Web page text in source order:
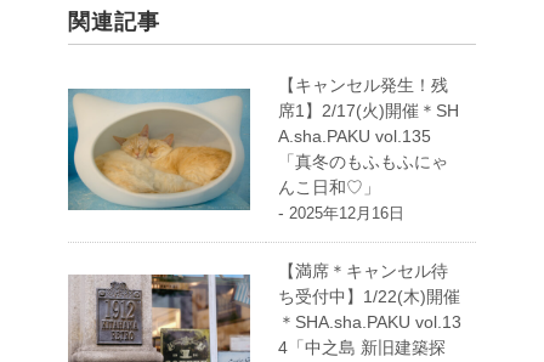
関連記事
【キャンセル発生！残
席1】2/17(火)開催＊SH
A.sha.PAKU vol.135
「真冬のもふもふにゃ
んこ日和♡」
- 2025年12月16日
【満席＊キャンセル待
ち受付中】1/22(木)開催
＊SHA.sha.PAKU vol.13
4「中之島 新旧建築探